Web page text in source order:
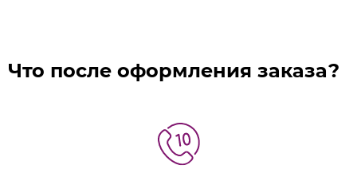
Что после оформления заказа?